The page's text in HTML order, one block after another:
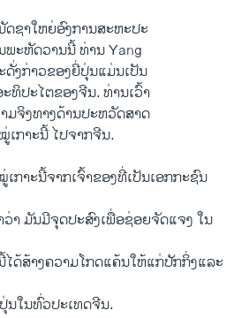
ຊາໃຫຍ່ອົງການສະຫະປະ
ະຫັດວານນີ້ ທ່ານ Yang
ງກ່າວຂອງຍີ່ປຸ່ນແມ່ນເປັນ
ທິປະໄຕຂອງຈີນ. ທ່ານເວົ້າ
ມຈິງທາງດ້ານປະຫວັດສາດ
ກາະນີ້ ໄປຈາກຈີນ.
ກາະນີ້ຈາກເຈົ້າຂອງທີ່ເປັນເອກກະຊົນ
ວ່າ ມັນມີຈຸດປະສົງເພື່ອຊ່ອຍຈັດແຈງ ໃນ
ດ້ສ້າງຄວາມໂກດແຄ້ນໃຫ້ແກ່ປັກກິ່ງແລະ
ນໃນທົ່ວປະເທດຈີນ.